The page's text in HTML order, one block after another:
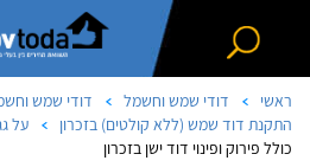
ראשי דודי שמש וחשמל
דודי שמש
התקנת דוד שמש (ללא קולטים) בזכרון
על
כולל פירוק ופינוי דוד ישן בזכרון